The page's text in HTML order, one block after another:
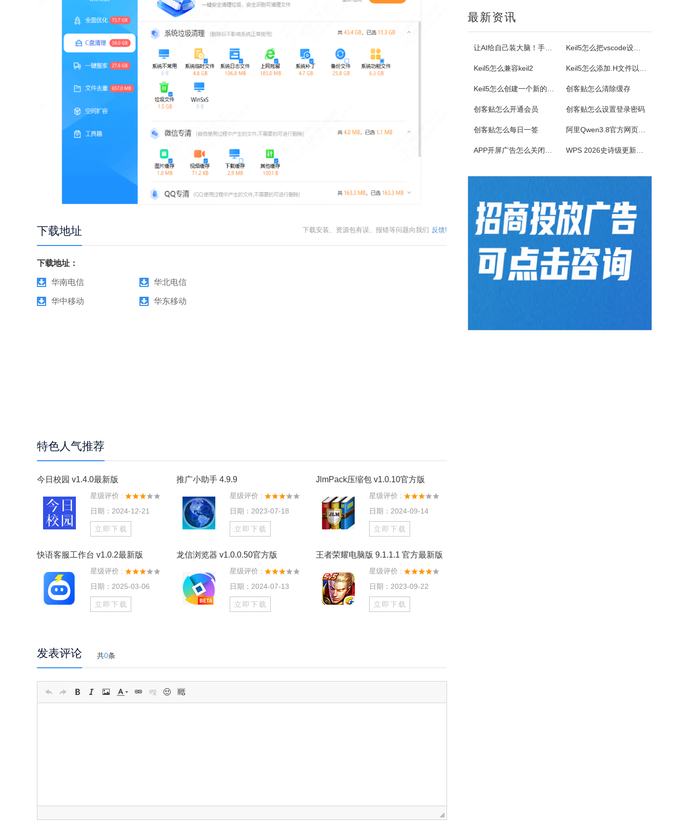
下载地址 下载安装、资源包有误、报错等问题向我们 反馈!
下载地址：
华南电信 华北电信
华中移动 华东移动
特色人气推荐
今日校园 v1.4.0最新版
星级评价 :
日期：2024-12-21
立即下载
推广小助手 4.9.9
星级评价 :
日期：2023-07-18
立即下载
JlmPack压缩包 v1.0.10官方版
星级评价 :
日期：2024-09-14
立即下载
快语客服工作台 v1.0.2最新版
星级评价 :
日期：2025-03-06
立即下载
龙信浏览器 v1.0.0.50官方版
星级评价 :
日期：2024-07-13
立即下载
王者荣耀电脑版 9.1.1.1 官方最新版
星级评价 :
日期：2023-09-22
立即下载
发表评论 共0条
Blaze MediaPro
最新资讯
让AI给自己装大脑！手把手教你学会安装使用Agent Skill Keil5怎么把vscode设置外部编辑器
Keil5怎么兼容keil2 Keil5怎么添加.H文件以及Keil5添加.H文件的方法
Keil5怎么创建一个新的51单片机项目 创客贴怎么清除缓存
创客贴怎么开通会员 创客贴怎么设置登录密码
创客贴怎么每日一签 阿里Qwen3.8官方网页版入口
APP开屏广告怎么关闭？3招彻底关闭跳转 WPS 2026史诗级更新！重构存储管理，深度融合AI应用